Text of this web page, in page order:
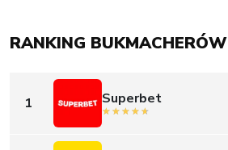
RANKING BUKMACHERÓW
1 Superbet